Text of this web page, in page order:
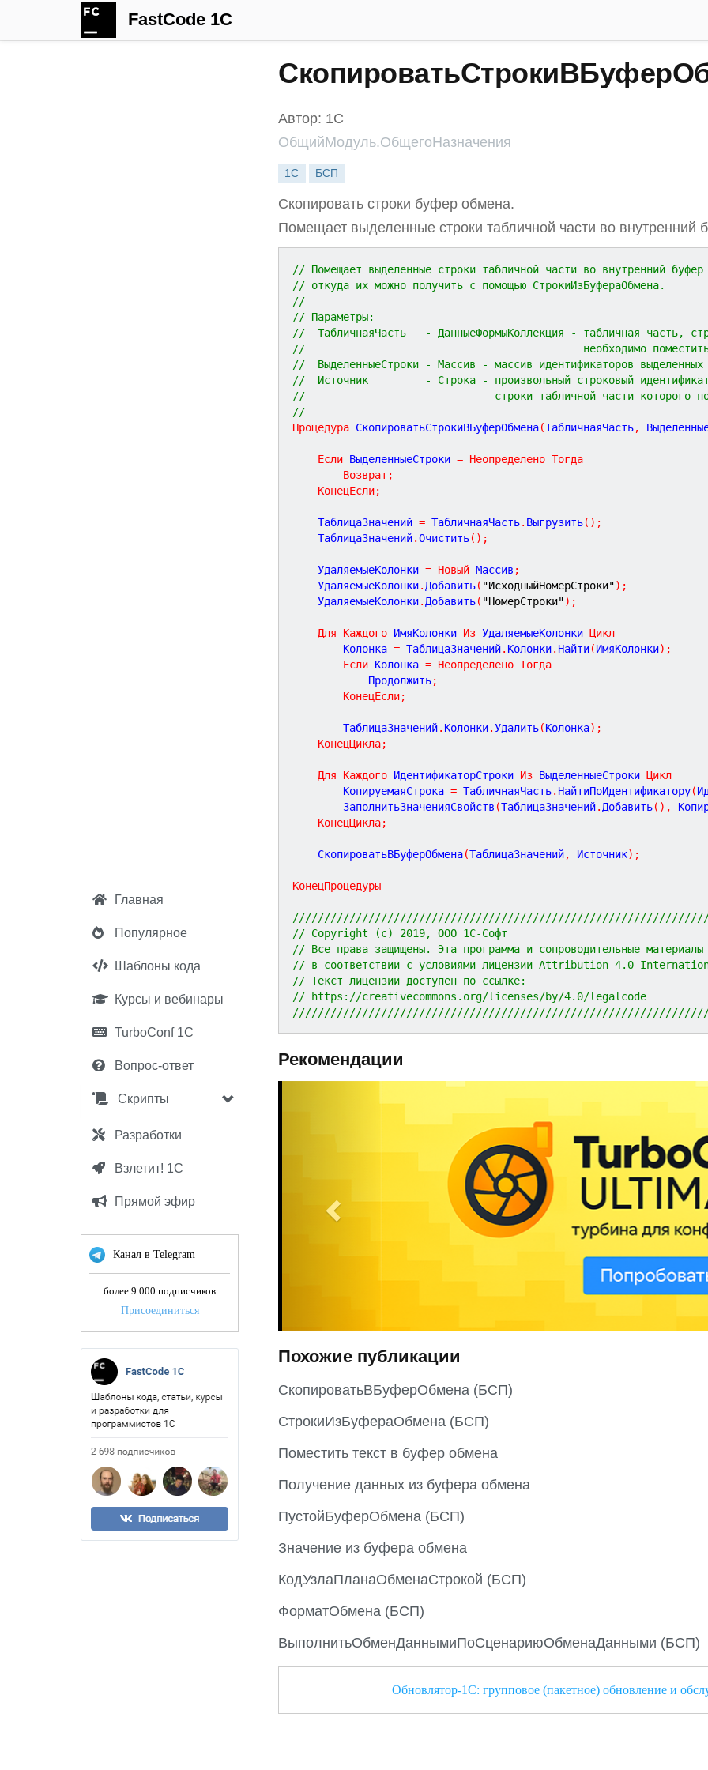
FastCode 1C
Главная
Популярное
Шаблоны кода
Курсы и вебинары
TurboConf 1С
Вопрос-ответ
Скрипты
Разработки
Взлетит! 1С
Прямой эфир
Канал в Telegram
более 9 000 подписчиков
Присоединиться
Автор: 1С
ОбщийМодуль.ОбщегоНазначения
1С БСП
Скопировать строки буфер обмена.
Помещает выделенные строки табличной части во внутренний
// Помещает выделенные строки табличной части во внутренний буфер
// откуда их можно получить с помощью СтрокиИзБуфераОбмена.
//
// Параметры:
//  ТабличнаяЧасть   - ДанныеФормыКоллекция - табличная часть,
//                                            необходимо поместить во
//  ВыделенныеСтроки - Массив - массив идентификаторов выделенных
//  Источник         - Строка - произвольный строковый
//                              строки табличной части которого
//
Процедура СкопироватьСтрокиВБуферОбмена(ТабличнаяЧасть,
Если ВыделенныеСтроки = Неопределено Тогда
Возврат ;
КонецЕсли;
	ТаблицаЗначений
= ТабличнаяЧасть. Выгрузить( ) ;
	ТаблицаЗначений
.Очистить( ) ;
	УдаляемыеКолонки
= Новый Массив ;
	УдаляемыеКолонки
. Добавить( "ИсходныйНомерСтроки") ;
	УдаляемыеКолонки
. Добавить( "НомерСтроки") ;
Для Каждого ИмяКолонки Из УдаляемыеКолонки Цикл
		Колонка
= ТаблицаЗначений. Колонки. Найти(ИмяКолонки) ;
Если Колонка = Неопределено Тогда
			Продолжить
;
КонецЕсли;
		ТаблицаЗначений
. Колонки.Удалить(Колонка) ;
КонецЦикла;
Для Каждого ИдентификаторСтроки Из ВыделенныеСтроки Цикл
		КопируемаяСтрока
= ТабличнаяЧасть. НайтиПоИдентификатору(
		ЗаполнитьЗначенияСвойств
(ТаблицаЗначений. Добавить( ) ,
КонецЦикла;
	СкопироватьВБуферОбмена
(ТаблицаЗначений, Источник) ;
КонецПроцедуры
// Copyright (c) 2019, ООО 1С-Софт
// Все права защищены. Эта программа и сопроводительные материалы
// в соответствии с условиями лицензии Attribution 4.0
// Текст лицензии доступен по ссылке:
// https://creativecommons.org/licenses/by/4.0/legalcode
Рекомендации
o
u
Похожие публикации
СкопироватьВБуферОбмена (БСП)
СтрокиИзБуфераОбмена (БСП)
Поместить текст в буфер обмена
Получение данных из буфера обмена
ПустойБуферОбмена (БСП)
Значение из буфера обмена
КодУзлаПланаОбменаСтрокой (БСП)
ФорматОбмена (БСП)
ВыполнитьОбменДаннымиПоСценариюОбменаДанными (БСП)
Обновлятор-1С: групповое (пакетное) обновление и